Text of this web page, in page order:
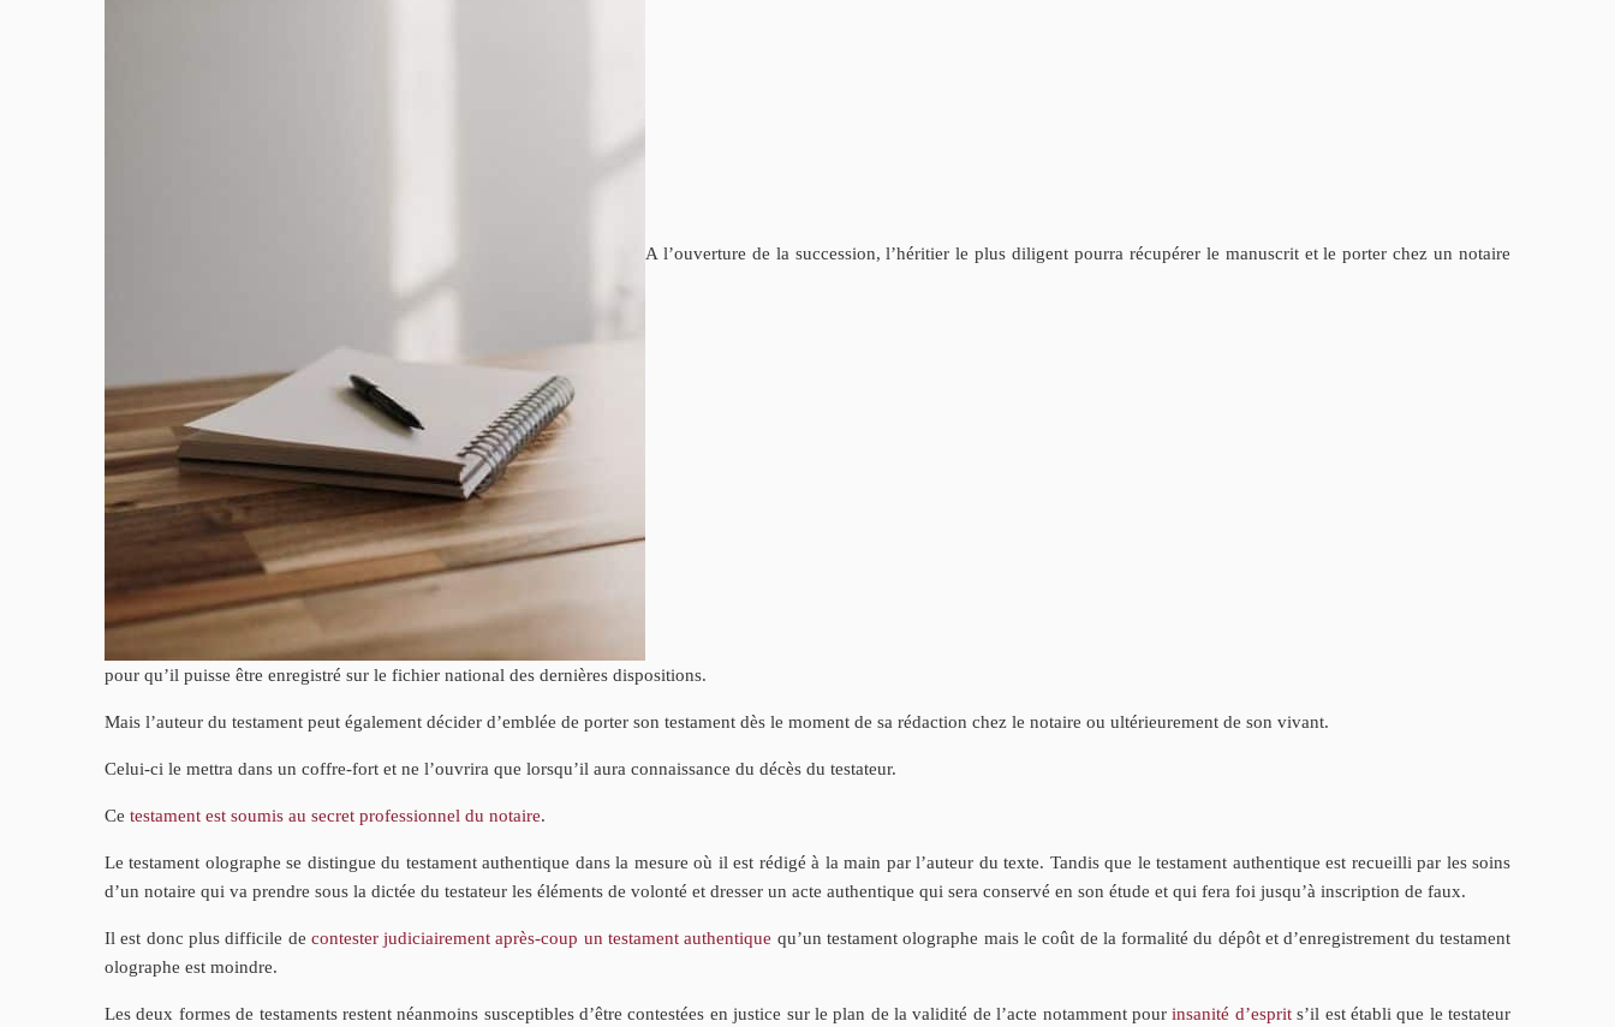
A l’ouverture de la succession, l’héritier le plus diligent pourra récupérer le manuscrit et le porter chez un notaire
pour qu’il puisse être enregistré sur le fichier national des dernières dispositions.
Mais l’auteur du testament peut également décider d’emblée de porter son testament dès le moment de sa rédaction chez le notaire ou ultérieurement de son vivant.
Celui-ci le mettra dans un coffre-fort et ne l’ouvrira que lorsqu’il aura connaissance du décès du testateur.
Ce testament est soumis au secret professionnel du notaire.
Le testament olographe se distingue du testament authentique dans la mesure où il est rédigé à la main par l’auteur du texte. Tandis que le testament authentique est recueilli par les soins
d’un notaire qui va prendre sous la dictée du testateur les éléments de volonté et dresser un acte authentique qui sera conservé en son étude et qui fera foi jusqu’à inscription de faux.
Il est donc plus difficile de contester judiciairement après-coup un testament authentique qu’un testament olographe mais le coût de la formalité du dépôt et d’enregistrement du testament
olographe est moindre.
Les deux formes de testaments restent néanmoins susceptibles d’être contestées en justice sur le plan de la validité de l’acte notamment pourinsanité d’esprits’il est établi que le testateur